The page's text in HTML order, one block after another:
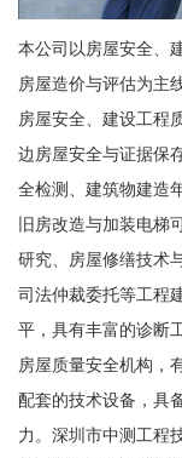
本公司以房屋安全、
房屋造价与评估为主
房屋安全、建设工程
边房屋安全与证据保
全检测、建筑物建造
旧房改造与加装电梯
研究、房屋修缮技术
司法仲裁委托等工程
平，具有丰富的诊断
房屋质量安全机构，
配套的技术设备，具
力。深圳市中测工程